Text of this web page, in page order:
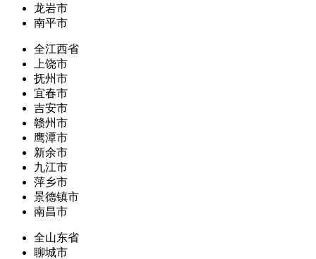
龙岩市
南平市
全江西省
上饶市
抚州市
宜春市
吉安市
赣州市
鹰潭市
新余市
九江市
萍乡市
景德镇市
南昌市
全山东省
聊城市